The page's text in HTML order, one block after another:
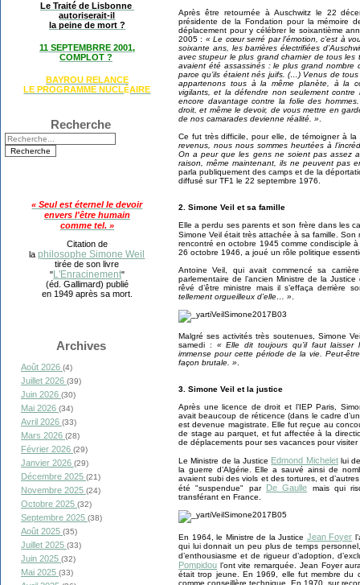
Le Traité de Lisbonne
autoriserait-il
la peine de mort ?
11 SEPTEMBRRE 2001,
COMPLOT ?
BAYROU RELANCE
LE PROGRAMME NUCLÉAIRE
Recherche
« Seul est éternel le devoir
envers l'être humain
comme tel. »
Citation de
laphilosophe Simone Weil
tirée de son livre
"L'Enracinement"
(éd. Gallimard) publié
en 1949 après sa mort.
Archives
Août 2026 (4)
Juillet 2026 (39)
Juin 2026 (30)
Mai 2026 (34)
Avril 2026 (33)
Mars 2026 (28)
Février 2026 (29)
Janvier 2026 (29)
Décembre 2025 (21)
Novembre 2025 (24)
Octobre 2025 (32)
Septembre 2025 (38)
Août 2025 (35)
Juillet 2025 (33)
Juin 2025 (32)
Mai 2025 (33)
Après être retournée à Auschwitz le 22
présidente de la Fondation pour la mémoire
déplacement pour y célébrer le soixantième
2005 : « Le cœur serré par l’émotion, c’est à
soixante ans, les barrières électrifiées
avec stupeur le plus grand charnier de tous les
avaient été assassinés : le plus grand nombre
parce qu’ils étaient nés juifs. (…) Venus de
appartenons tous à la même planète, à la
vigilants, et la défendre non seulement
encore davantage contre la folie des
droit, et même le devoir, de vous mettre en
de nos camarades devienne réalité. »
Ce fut très difficile, pour elle, de témoigner à
revenus, nous nous sommes heurtées à
On a peur que les gens ne soient pas assez
raison, même maintenant, ils ne peuvent pas
parla publiquement des camps et de la
diffusé sur TF1 le 22 septembre 1976.
2. Simone Veil et sa famille
Elle a perdu ses parents et son frère dans les
Simone Veil était très attachée à sa famille. Son
rencontré en octobre 1945 comme condisciple
26 octobre 1946, a joué un rôle politique
Antoine Veil, qui avait commencé sa
parlementaire de l’ancien Ministre de la
rêvé d’être ministre mais il s’effaça derrière
tellement orgueilleux d’elle… »
Malgré ses activités très soutenues, Simone
samedi : « Elle dit toujours qu’il faut laisser
immense pour cette période de la vie. Peut-
façon brutale. »
3. Simone Veil et la justice
Après une licence de droit et l’IEP Paris,
avait beaucoup de réticence (dans le cadre
est devenue magistrate. Elle fut reçue au
de stage au parquet, et fut affectée à la
de déplacements pour ses vacances pour
Le Ministre de la Justice Edmond Micheletlui
la guerre d’Algérie. Elle a sauvé ainsi de
avaient subi des viols et des tortures, et
été "suspendue" par De Gaulle mais qui
transférant en France.
En 1964, le Ministre de la Justice Jean Foyer
qui lui donnait un peu plus de temps
d’enthousiasme et de rigueur d’adoption,
Pompidou l’ont vite remarquée. Jean Foyer
était trop jeune. En 1969, elle fut membre du
comme conseillère technique. En 1970, sur